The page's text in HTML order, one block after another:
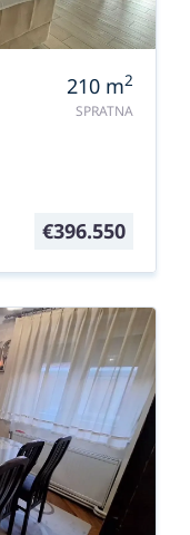
210 m2
SPRATNA
€396.550